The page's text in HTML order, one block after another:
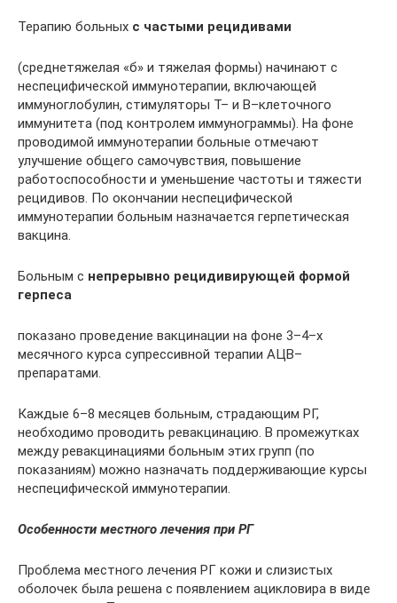
Терапию больных с частыми рецидивами
(среднетяжелая «б» и тяжелая формы) начинают с
неспецифической иммунотерапии, включающей
иммуноглобулин, стимуляторы Т– и В–клеточного
иммунитета (под контролем иммунограммы). На фоне
проводимой иммунотерапии больные отмечают
улучшение общего самочувствия, повышение
работоспособности и уменьшение частоты и тяжести
рецидивов. По окончании неспецифической
иммунотерапии больным назначается герпетическая
вакцина.
Больным с непрерывно рецидивирующей формой
герпеса
показано проведение вакцинации на фоне 3–4–х
месячного курса супрессивной терапии АЦВ–
препаратами.
Каждые 6–8 месяцев больным, страдающим РГ,
необходимо проводить ревакцинацию. В промежутках
между ревакцинациями больным этих групп (по
показаниям) можно назначать поддерживающие курсы
неспецифической иммунотерапии.
Особенности местного лечения при РГ
Проблема местного лечения РГ кожи и слизистых
оболочек была решена с появлением ацикловира в виде